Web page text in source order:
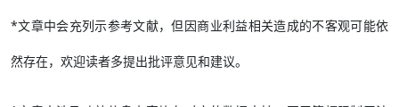
*文章中会充列示参考文献，但因商业利益相关造成的不客观可能依
然存在，欢迎读者多提出批评意见和建议。